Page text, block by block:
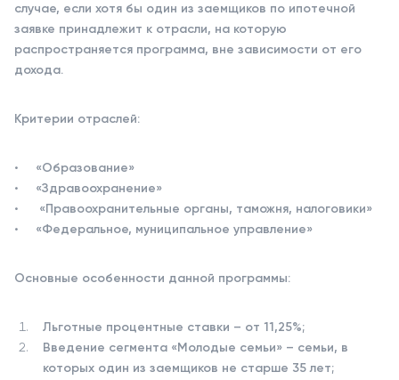
случае, если хотя бы один из заемщиков по ипотечной
заявке принадлежит к отрасли, на которую
распространяется программа, вне зависимости от его
дохода.
Критерии отраслей:
«Образование»
«Здравоохранение»
«Правоохранительные органы, таможня, налоговики»
«Федеральное, муниципальное управление»
Основные особенности данной программы:
Льготные процентные ставки – от 11,25%;
Введение сегмента «Молодые семьи» – семьи, в
которых один из заемщиков не старше 35 лет;